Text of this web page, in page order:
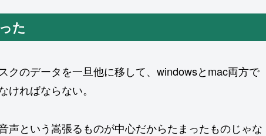
た
クのデータを一旦他に移して、windowsとmac両方で
ればならない。
声という嵩張るものが中心だからたまったものじゃな